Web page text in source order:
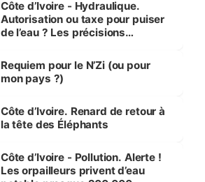
Côte d’Ivoire - Hydraulique.
Autorisation ou taxe pour puiser
de l’eau ? Les précisions
Requiem pour le N’Zi (ou pour
mon pays ?)
Côte d’Ivoire. Renard de retour à
la tête des Éléphants
Côte d’Ivoire - Pollution. Alerte !
Les orpailleurs privent d’eau